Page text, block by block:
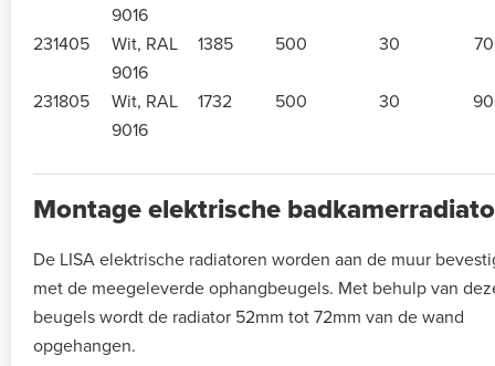
9016
231405
Wit, RAL
9016
1385 500 30
231805
Wit, RAL
9016
1732 500 30
Montage elektrische
De LISA elektrische radiatoren worden aan de muur
met de meegeleverde ophangbeugels. Met behulp van
beugels wordt de radiator 52mm tot 72mm van de wand
opgehangen.